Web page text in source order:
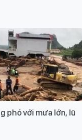
phó với mưa lớn, lũ